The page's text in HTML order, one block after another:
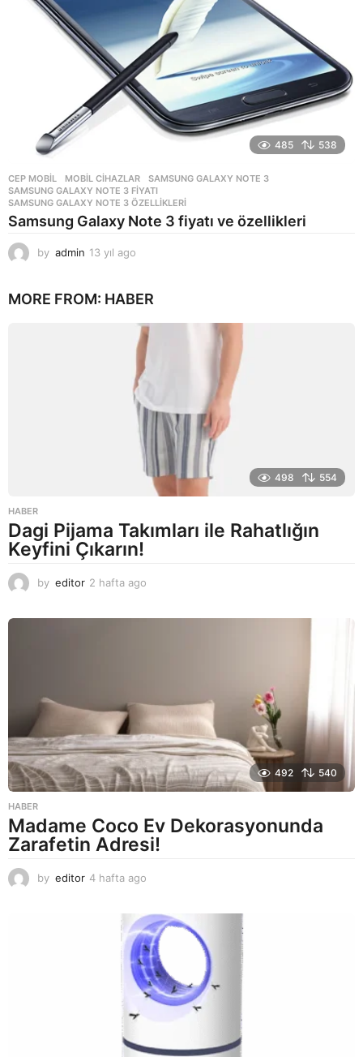
485 538
CEP MOBIL ,MOBIL CIHAZLAR SAMSUNG GALAXY NOTE 3
SAMSUNG GALAXY NOTE 3 FIYATI
SAMSUNG GALAXY NOTE 3 ÖZELLIKLERI
Samsung Galaxy Note 3 fiyatı ve özellikleri
by admin 13 yıl ago
ı
a
g
MORE FROM: HABER
498 554
HABER
Dagi Pijama Takımları ile Rahatlığın
Keyfini Çıkarın!
by editor 2 hafta ago
492 540
HABER
Madame Coco Ev Dekorasyonunda
Zarafetin Adresi!
by editor 4 hafta ago
a
g
o